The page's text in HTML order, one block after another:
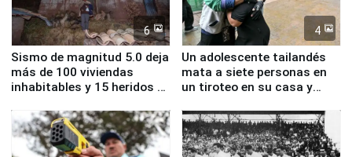
6
Sismo de magnitud 5.0 deja
más de 100 viviendas
inhabitables y 15 heridos en
4
Un adolescente tailandés
mata a siete personas en
un tiroteo en su casa y